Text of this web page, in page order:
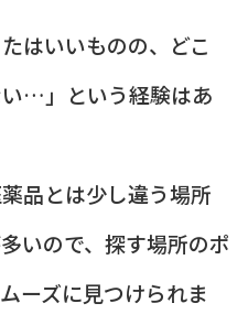
はいいものの、どこ
…」という経験はあ
品とは少し違う場所
いので、探す場所のポ
ーズに見つけられま